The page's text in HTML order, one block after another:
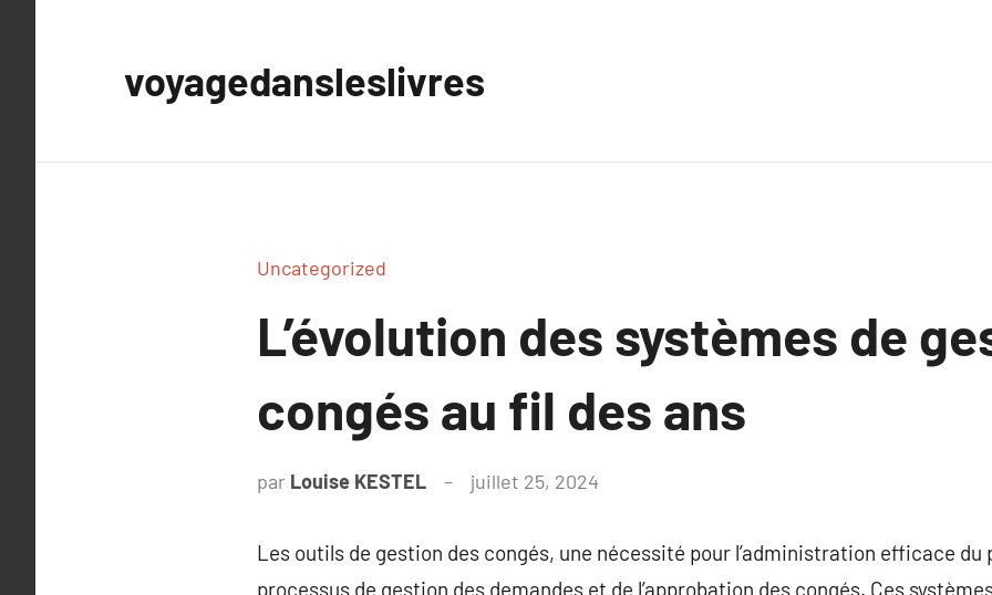
voyagedansleslivres
Uncategorized
L’évolution des systèmes de
congés au fil des ans
par Louise KESTEL juillet 25, 2024
Les outils de gestion des congés, une nécessité pour l’administration efficace
processus de gestion des demandes et de l’approbation des congés. Ces